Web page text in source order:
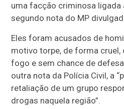
uma facção criminosa
segundo nota do MP
Eles foram acusados de
motivo torpe, de forma cruel,
fogo e sem chance de
outra nota da Polícia Civil, a
retaliação de um grupo
drogas naquela região”.